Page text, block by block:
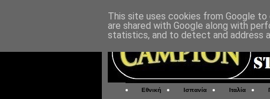
Εθνική Ισπανία Ιταλία
This site uses cookies from Google
are shared with Google along with
statistics, and to detect and address